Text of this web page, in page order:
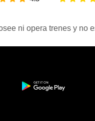
ni opera trenes y no